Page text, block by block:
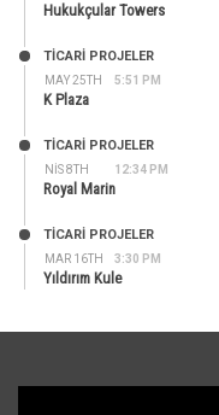
Hukukçular Towers
MAY 25TH 5:51 PM
TİCARİ PROJELER
K Plaza
NIS 8TH 12:34 PM
TİCARİ PROJELER
Royal Marin
MAR 16TH 3:30 PM
TİCARİ PROJELER
Yıldırım Kule